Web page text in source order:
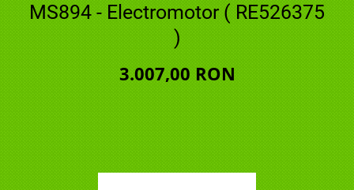
MS894 - Electromotor ( RE526375
)
3.007,00 RON